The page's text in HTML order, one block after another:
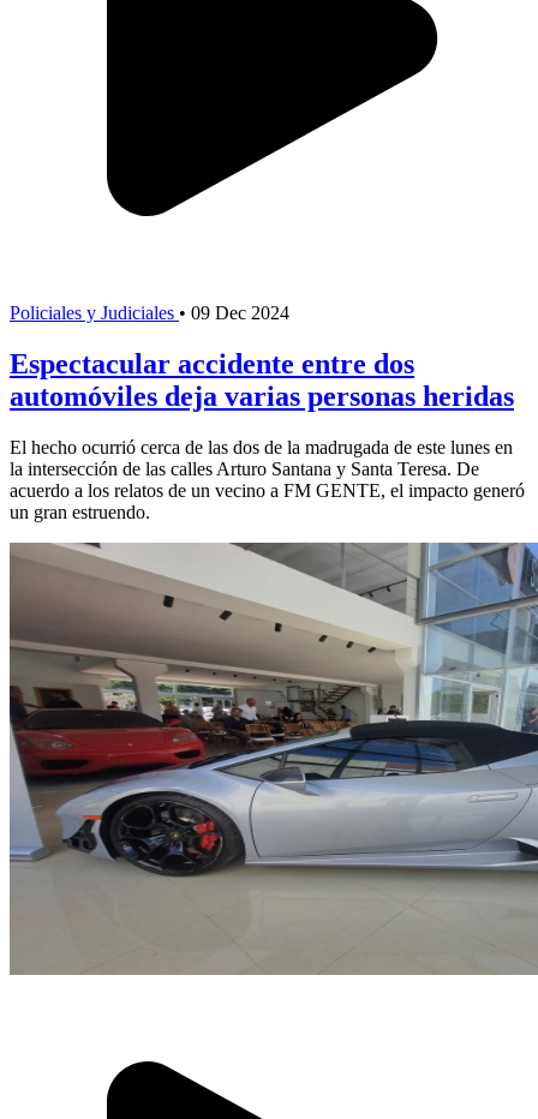
Policiales y Judiciales • 09 Dec 2024
Espectacular accidente entre dos
automóviles deja varias personas heridas
El hecho ocurrió cerca de las dos de la madrugada de este lunes en
la intersección de las calles Arturo Santana y Santa Teresa. De
acuerdo a los relatos de un vecino a FM GENTE, el impacto generó
un gran estruendo.